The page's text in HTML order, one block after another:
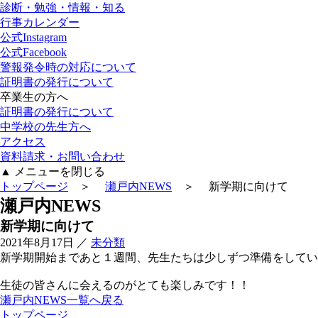
診断・勉強・情報・知る
行事カレンダー
公式Instagram
公式Facebook
警報発令時の対応について
証明書の発行について
卒業生の方へ
証明書の発行について
中学校の先生方へ
アクセス
資料請求・お問い合わせ
▲
メニューを閉じる
トップページ ＞ 瀬戸内NEWS ＞ 新学期に向けて
瀬戸内NEWS
新学期に向けて
2021年8月17日 ／ 未分類
新学期開始まであと１週間、先生たちは少しずつ準備をして
生徒の皆さんに会えるのがとても楽しみです！！
瀬戸内NEWS一覧へ戻る
トップページ